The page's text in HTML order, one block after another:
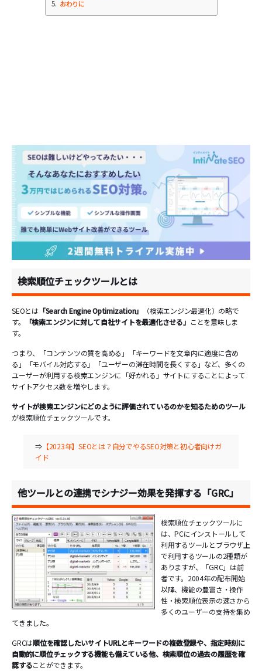
5 おわりに
検索順位チェックツールとは
SEOとは「Search Engine Optimization」
（検索エンジン最適化）の略で
す。
「検索エンジンに対して自社サイトを最適化させる」 ことを意味しま
す。
つまり、「コンテンツの質を高める」「キーワードを文章内に適度に含め
る」「モバイル対応する」「ユーザーの滞在時間を長くする」など、多くの
ユーザーが利用する検索エンジンに「好かれる」サイトにすることによって
サイトアクセス数を増やします。
サイトが検索エンジンにどのように評価されているのかを知るためのツール
が検索順位チェックツールです。
⇒【2023年】SEOとは？自分でやるSEO対策と初心者向けガ
イド
他ツールとの連携でシナジー効果を発揮する「GRC」
検索順位チェックツールに
は、PCにインストールして
利用するツールとブラウザ上
で利用するツールの2種類が
ありますが、「GRC」は前
者です。2004年の配布開始
以降、機能の豊富さ・操作
性・検索順位表示の速さから
多くのユーザーの支持を集め
てきました。
GRCは順位を確認したいサイトURLとキーワードの複数登録や、指定時刻に
自動的に順位チェックする機能も備えている他、検索順位の過去の履歴を確
認することができます。